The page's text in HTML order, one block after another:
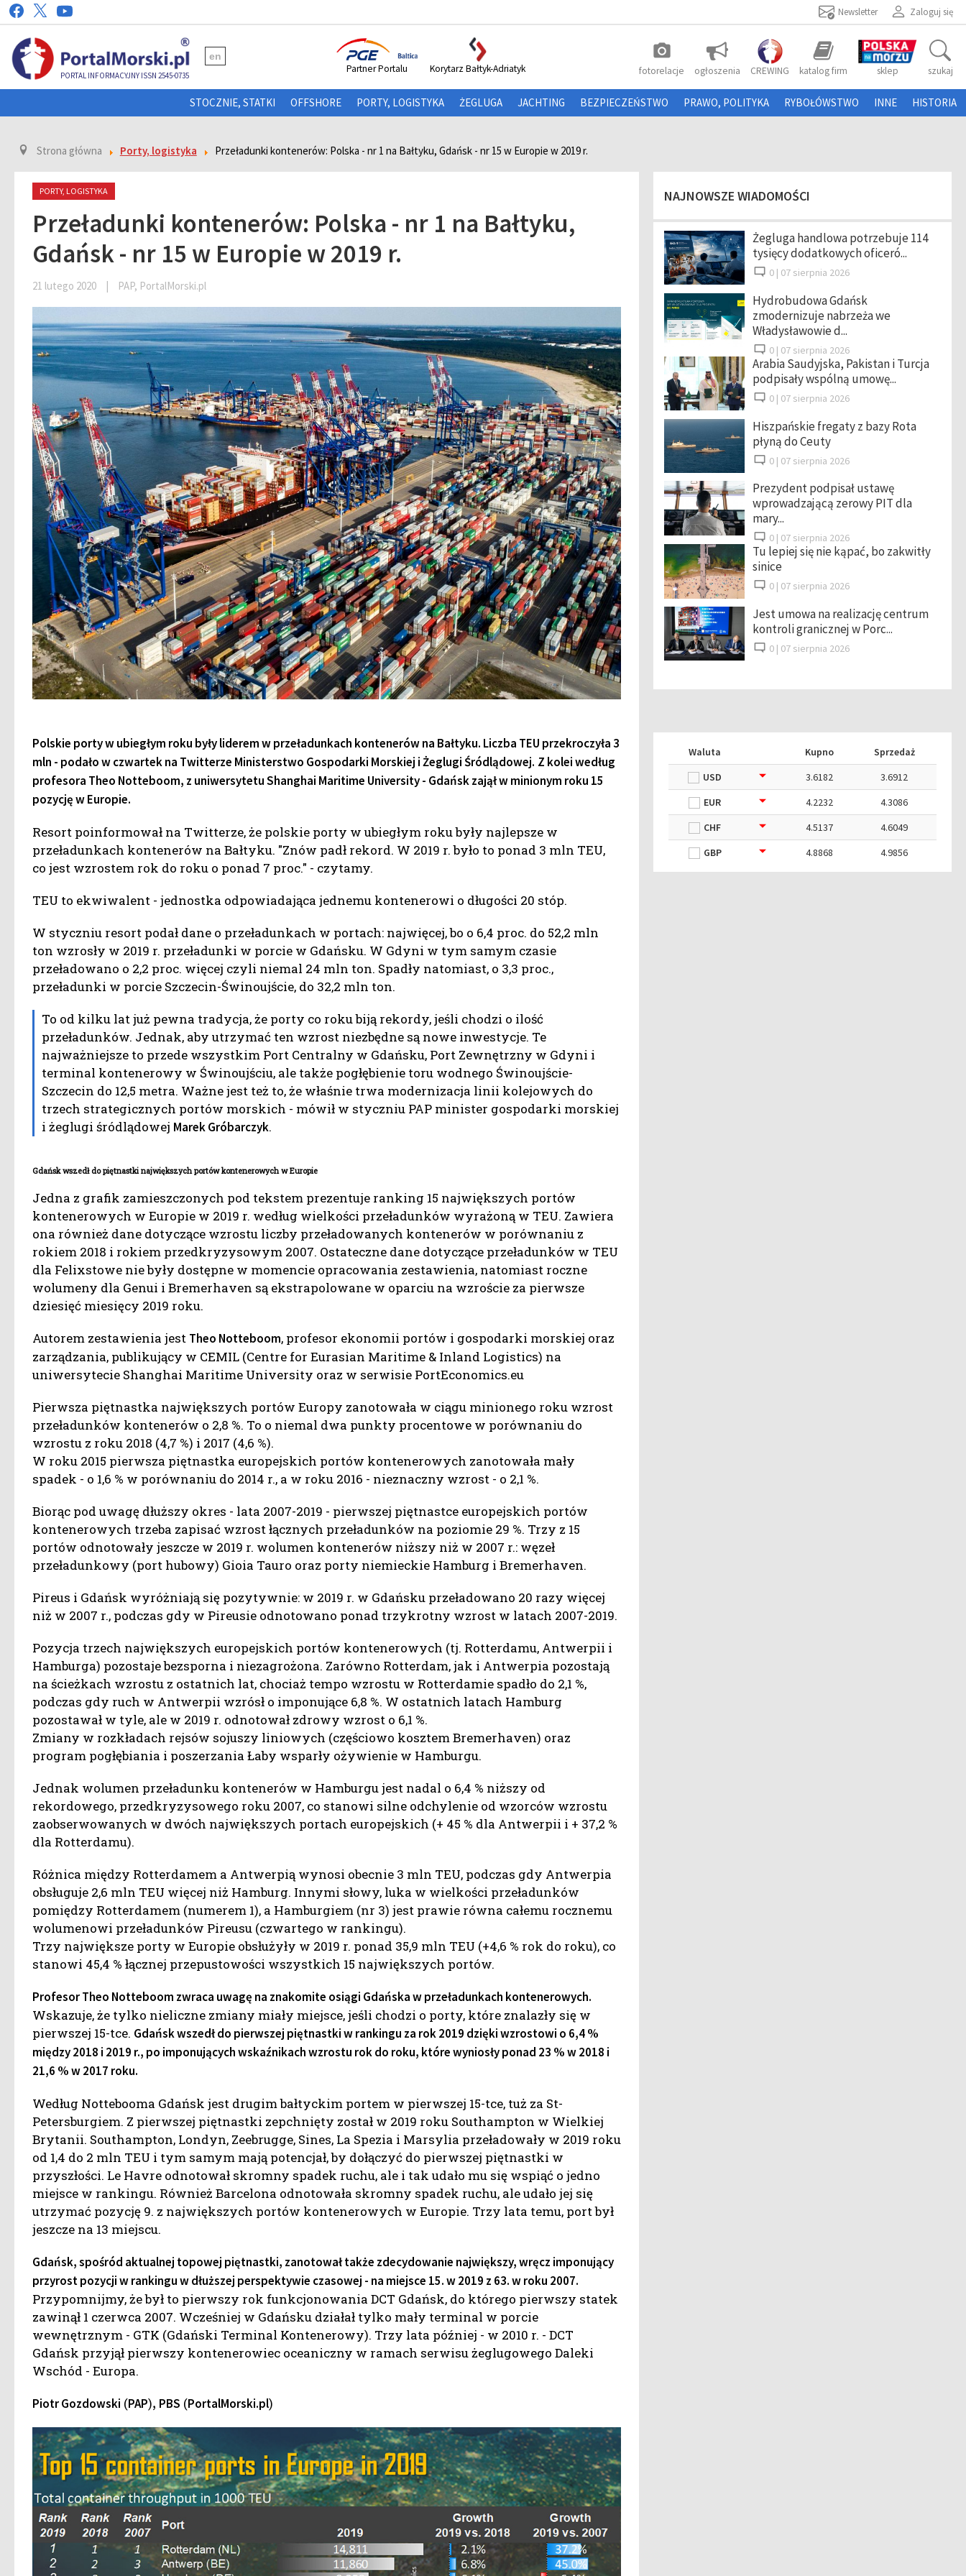
Zaloguj się
Newsletter
PORTAL INFORMACYJNY ISSN 2545-0735
en photo_camera
fotorelacje ogłoszenia CREWING katalog firm sklep szukaj
Partner Portalu Korytarz Bałtyk-Adriatyk
STOCZNIE, STATKI OFFSHORE PORTY, LOGISTYKA ŻEGLUGA JACHTING BEZPIECZEŃSTWO PRAWO, POLITYKA RYBOŁÓWSTWO INNE HISTORIA
Strona główna Porty, logistyka Przeładunki kontenerów: Polska - nr 1 na Bałtyku, Gdańsk - nr 15 w Europie w 2019 r.
PORTY, LOGISTYKA
Przeładunki kontenerów: Polska - nr 1 na Bałtyku,
Gdańsk - nr 15 w Europie w 2019 r.
21 lutego 2020 | PAP, PortalMorski.pl
Polskie porty w ubiegłym roku były liderem w przeładunkach kontenerów na Bałtyku. Liczba TEU przekroczyła 3
mln - podało w czwartek na Twitterze Ministerstwo Gospodarki Morskiej i Żeglugi Śródlądowej. Z kolei według
profesora Theo Notteboom, z uniwersytetu Shanghai Maritime University - Gdańsk zajął w minionym roku 15
pozycję w Europie.
Resort poinformował na Twitterze, że polskie porty w ubiegłym roku były najlepsze w
przeładunkach kontenerów na Bałtyku. "Znów padł rekord. W 2019 r. było to ponad 3 mln TEU,
co jest wzrostem rok do roku o ponad 7 proc." - czytamy.
TEU to ekwiwalent - jednostka odpowiadająca jednemu kontenerowi o długości 20 stóp.
W styczniu resort podał dane o przeładunkach w portach: najwięcej, bo o 6,4 proc. do 52,2 mln
ton wzrosły w 2019 r. przeładunki w porcie w Gdańsku. W Gdyni w tym samym czasie
przeładowano o 2,2 proc. więcej czyli niemal 24 mln ton. Spadły natomiast, o 3,3 proc.,
przeładunki w porcie Szczecin-Świnoujście, do 32,2 mln ton.
To od kilku lat już pewna tradycja, że porty co roku biją rekordy, jeśli chodzi o ilość
przeładunków. Jednak, aby utrzymać ten wzrost niezbędne są nowe inwestycje. Te
najważniejsze to przede wszystkim Port Centralny w Gdańsku, Port Zewnętrzny w Gdyni i
terminal kontenerowy w Świnoujściu, ale także pogłębienie toru wodnego Świnoujście-
Szczecin do 12,5 metra. Ważne jest też to, że właśnie trwa modernizacja linii kolejowych do
trzech strategicznych portów morskich - mówił w styczniu PAP minister gospodarki morskiej
i żeglugi śródlądowej Marek Gróbarczyk.
Gdańsk wszedł do piętnastki największych portów kontenerowych w Europie
Jedna z grafik zamieszczonych pod tekstem prezentuje ranking 15 największych portów
kontenerowych w Europie w 2019 r. według wielkości przeładunków wyrażoną w TEU. Zawiera
ona również dane dotyczące wzrostu liczby przeładowanych kontenerów w porównaniu z
rokiem 2018 i rokiem przedkryzysowym 2007. Ostateczne dane dotyczące przeładunków w TEU
dla Felixstowe nie były dostępne w momencie opracowania zestawienia, natomiast roczne
wolumeny dla Genui i Bremerhaven są ekstrapolowane w oparciu na wzroście za pierwsze
dziesięć miesięcy 2019 roku.
Autorem zestawienia jest Theo Notteboom, profesor ekonomii portów i gospodarki morskiej oraz
zarządzania, publikujący w CEMIL (Centre for Eurasian Maritime & Inland Logistics) na
uniwersytecie Shanghai Maritime University oraz w serwisie PortEconomics.eu
Pierwsza piętnastka największych portów Europy zanotowała w ciągu minionego roku wzrost
przeładunków kontenerów o 2,8 %. To o niemal dwa punkty procentowe w porównaniu do
wzrostu z roku 2018 (4,7 %) i 2017 (4,6 %).
W roku 2015 pierwsza piętnastka europejskich portów kontenerowych zanotowała mały
spadek - o 1,6 % w porównaniu do 2014 r., a w roku 2016 - nieznaczny wzrost - o 2,1 %.
Biorąc pod uwagę dłuższy okres - lata 2007-2019 - pierwszej piętnastce europejskich portów
kontenerowych trzeba zapisać wzrost łącznych przeładunków na poziomie 29 %. Trzy z 15
portów odnotowały jeszcze w 2019 r. wolumen kontenerów niższy niż w 2007 r.: węzeł
przeładunkowy (port hubowy) Gioia Tauro oraz porty niemieckie Hamburg i Bremerhaven.
Pireus i Gdańsk wyróżniają się pozytywnie: w 2019 r. w Gdańsku przeładowano 20 razy więcej
niż w 2007 r., podczas gdy w Pireusie odnotowano ponad trzykrotny wzrost w latach 2007-2019.
Pozycja trzech największych europejskich portów kontenerowych (tj. Rotterdamu, Antwerpii i
Hamburga) pozostaje bezsporna i niezagrożona. Zarówno Rotterdam, jak i Antwerpia pozostają
na ścieżkach wzrostu z ostatnich lat, chociaż tempo wzrostu w Rotterdamie spadło do 2,1 %,
podczas gdy ruch w Antwerpii wzrósł o imponujące 6,8 %. W ostatnich latach Hamburg
pozostawał w tyle, ale w 2019 r. odnotował zdrowy wzrost o 6,1 %.
Zmiany w rozkładach rejsów sojuszy liniowych (częściowo kosztem Bremerhaven) oraz
program pogłębiania i poszerzania Łaby wsparły ożywienie w Hamburgu.
Jednak wolumen przeładunku kontenerów w Hamburgu jest nadal o 6,4 % niższy od
rekordowego, przedkryzysowego roku 2007, co stanowi silne odchylenie od wzorców wzrostu
zaobserwowanych w dwóch największych portach europejskich (+ 45 % dla Antwerpii i + 37,2 %
dla Rotterdamu).
Różnica między Rotterdamem a Antwerpią wynosi obecnie 3 mln TEU, podczas gdy Antwerpia
obsługuje 2,6 mln TEU więcej niż Hamburg. Innymi słowy, luka w wielkości przeładunków
pomiędzy Rotterdamem (numerem 1), a Hamburgiem (nr 3) jest prawie równa całemu rocznemu
wolumenowi przeładunków Pireusu (czwartego w rankingu).
Trzy największe porty w Europie obsłużyły w 2019 r. ponad 35,9 mln TEU (+4,6 % rok do roku), co
stanowi 45,4 % łącznej przepustowości wszystkich 15 największych portów.
Profesor Theo Notteboom zwraca uwagę na znakomite osiągi Gdańska w przeładunkach kontenerowych.
Wskazuje, że tylko nieliczne zmiany miały miejsce, jeśli chodzi o porty, które znalazły się w
pierwszej 15-tce. Gdańsk wszedł do pierwszej piętnastki w rankingu za rok 2019 dzięki wzrostowi o 6,4 %
między 2018 i 2019 r., po imponujących wskaźnikach wzrostu rok do roku, które wyniosły ponad 23 % w 2018 i
21,6 % w 2017 roku.
Według Nottebooma Gdańsk jest drugim bałtyckim portem w pierwszej 15-tce, tuż za St-
Petersburgiem. Z pierwszej piętnastki zepchnięty został w 2019 roku Southampton w Wielkiej
Brytanii. Southampton, Londyn, Zeebrugge, Sines, La Spezia i Marsylia przeładowały w 2019 roku
od 1,4 do 2 mln TEU i tym samym mają potencjał, by dołączyć do pierwszej piętnastki w
przyszłości. Le Havre odnotował skromny spadek ruchu, ale i tak udało mu się wspiąć o jedno
miejsce w rankingu. Również Barcelona odnotowała skromny spadek ruchu, ale udało jej się
utrzymać pozycję 9. z największych portów kontenerowych w Europie. Trzy lata temu, port był
jeszcze na 13 miejscu.
Gdańsk, spośród aktualnej topowej piętnastki, zanotował także zdecydowanie największy, wręcz imponujący
przyrost pozycji w rankingu w dłuższej perspektywie czasowej - na miejsce 15. w 2019 z 63. w roku 2007.
Przypomnijmy, że był to pierwszy rok funkcjonowania DCT Gdańsk, do którego pierwszy statek
zawinął 1 czerwca 2007. Wcześniej w Gdańsku działał tylko mały terminal w porcie
wewnętrznym - GTK (Gdański Terminal Kontenerowy). Trzy lata później - w 2010 r. - DCT
Gdańsk przyjął pierwszy kontenerowiec oceaniczny w ramach serwisu żeglugowego Daleki
Wschód - Europa.
Piotr Gozdowski (PAP), PBS (PortalMorski.pl)
NAJNOWSZE WIADOMOŚCI
Żegluga handlowa potrzebuje 114
tysięcy dodatkowych oficeró...
0 | 07 sierpnia 2026
Hydrobudowa Gdańsk
zmodernizuje nabrzeża we
Władysławowie d...
0 | 07 sierpnia 2026
Arabia Saudyjska, Pakistan i Turcja
podpisały wspólną umowę...
0 | 07 sierpnia 2026
Hiszpańskie fregaty z bazy Rota
płyną do Ceuty
0 | 07 sierpnia 2026
Prezydent podpisał ustawę
wprowadzającą zerowy PIT dla
mary...
0 | 07 sierpnia 2026
Tu lepiej się nie kąpać, bo zakwitły
sinice
0 | 07 sierpnia 2026
Jest umowa na realizację centrum
kontroli granicznej w Porc...
0 | 07 sierpnia 2026
Waluta Kupno
Sprzedaż
USD
3.6182
3.6912
EUR
4.2232
4.3086
CHF
4.5137
4.6049
GBP
4.8868 4.9856